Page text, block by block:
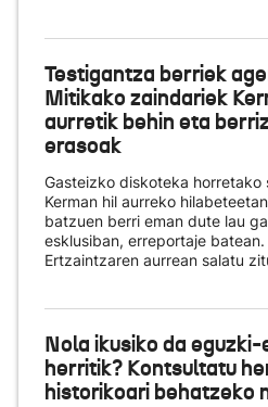
Testigantza berriek
Mitikako zaindariek
aurretik behin eta
erasoak
Gasteizko diskoteka horretako
Kerman hil aurreko
batzuen berri eman dute lau
esklusiban, erreportaje
Ertzaintzaren aurrean salatu
Nola ikusiko da
herritik? Kontsultatu
historikoari behatzeko